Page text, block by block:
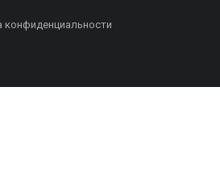
конфиденциальности